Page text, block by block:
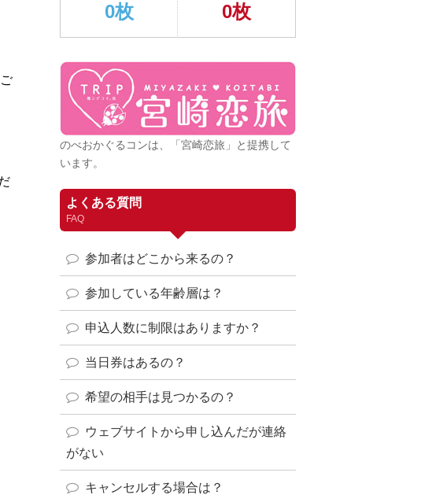
0枚 0枚
のべおかぐるコンは、「宮崎恋旅」と提携して
います。
よくある質問
FAQ
参加者はどこから来るの？
参加している年齢層は？
申込人数に制限はありますか？
当日券はあるの？
希望の相手は見つかるの？
ウェブサイトから申し込んだが連絡
がない
キャンセルする場合は？